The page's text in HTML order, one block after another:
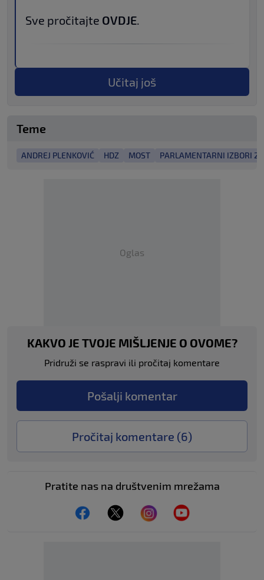
Sve pročitajte OVDJE.
Učitaj još
Teme
ANDREJ PLENKOVIĆ HDZ MOST PARLAMENTARNI IZBORI
Oglas
KAKVO JE TVOJE MIŠLJENJE O OVOME?
Pridruži se raspravi ili pročitaj komentare
Pošalji komentar
Pročitaj komentare (6)
Pratite nas na društvenim mrežama